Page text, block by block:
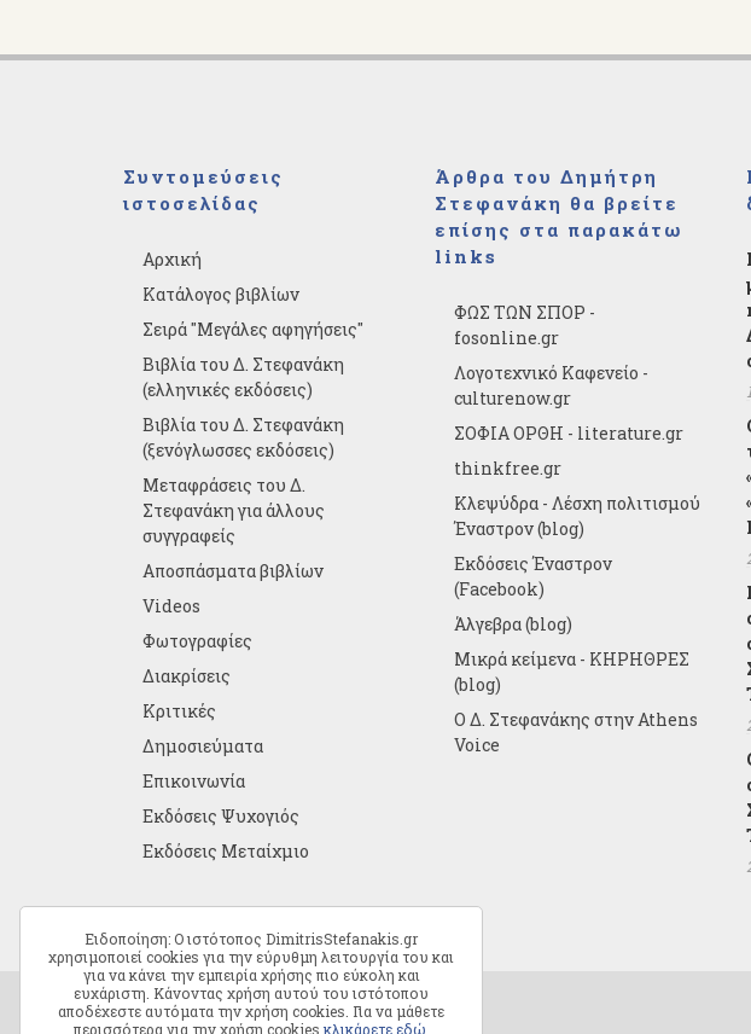
Ειδοποίηση: Ο ιστότοπος DimitrisStefanakis.gr
χρησιμοποιεί cookies για την εύρυθμη λειτουργία του και
για να κάνει την εμπειρία χρήσης πιο εύκολη και
ευχάριστη. Κάνοντας χρήση αυτού του ιστότοπου
αποδέχεστε αυτόματα την χρήση cookies. Για να μάθετε
περισσότερα για την χρήση cookies κλικάρετε εδώ
Συντομεύσεις
ιστοσελίδας
Αρχική
Κατάλογος βιβλίων
Σειρά "Μεγάλες αφηγήσεις"
Βιβλία του Δ. Στεφανάκη
(ελληνικές εκδόσεις)
Βιβλία του Δ. Στεφανάκη
(ξενόγλωσσες εκδόσεις)
Μεταφράσεις του Δ.
Στεφανάκη για άλλους
συγγραφείς
Αποσπάσματα βιβλίων
Videos
Φωτογραφίες
Διακρίσεις
Κριτικές
Δημοσιεύματα
Επικοινωνία
Εκδόσεις Ψυχογιός
Εκδόσεις Μεταίχμιο
Άρθρα του Δημήτρη
Στεφανάκη θα βρείτε
επίσης στα παρακάτω
links
ΦΩΣ ΤΩΝ ΣΠΟΡ -
fosonline.gr
Λογοτεχνικό Καφενείο -
culturenow.gr
ΣΟΦΙΑ ΟΡΘΗ - literature.gr
thinkfree.gr
Κλεψύδρα - Λέσχη πολιτισμού
Έναστρον (blog)
Εκδόσεις Έναστρον
(Facebook)
Άλγεβρα (blog)
Μικρά κείμενα - ΚΗΡΗΘΡΕΣ
(blog)
Ο Δ. Στεφανάκης στην Athens
Voice